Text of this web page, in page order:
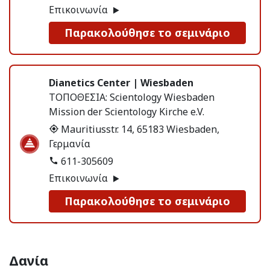
Επικοινωνία
Παρακολούθησε το σεμινάριο
Dianetics Center | Wiesbaden
ΤΟΠΟΘΕΣΙΑ: Scientology Wiesbaden
Mission der Scientology Kirche e.V.
Mauritiusstr. 14, 65183 Wiesbaden,
Γερμανία
611-305609
Επικοινωνία
Παρακολούθησε το σεμινάριο
Δανία